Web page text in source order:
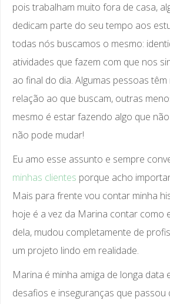
pois trabalham muito fora de casa,
dedicam parte do seu tempo aos
todas nós buscamos o mesmo:
atividades que fazem com que nos
ao final do dia. Algumas pessoas
relação ao que buscam, outras
mesmo é estar fazendo algo que
não pode mudar!
Eu amo esse assunto e sempre
minhas clientes porque acho
Mais para frente vou contar minha
hoje é a vez da Marina contar como
dela, mudou completamente de
um projeto lindo em realidade.
Marina é minha amiga de longa
desafios e inseguranças que passou